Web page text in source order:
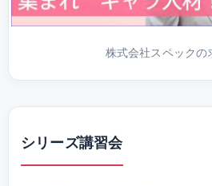
株式会社スペックの
シリーズ講習会